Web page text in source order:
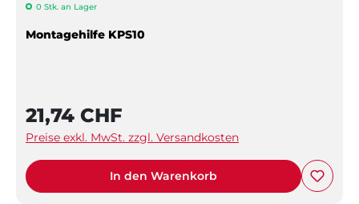
0 Stk. an Lager
Montagehilfe KPS10
21,74 CHF
Preise exkl. MwSt. zzgl. Versandkosten
In den Warenkorb